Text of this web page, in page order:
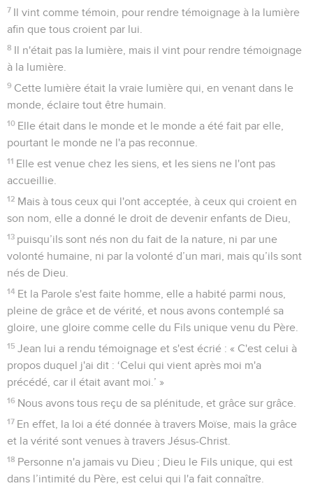
7 Il vint comme témoin, pour rendre témoignage à la lumière
afin que tous croient par lui.
8 Il n'était pas la lumière, mais il vint pour rendre témoignage
à la lumière.
9 Cette lumière était la vraie lumière qui, en venant dans le
monde, éclaire tout être humain.
10 Elle était dans le monde et le monde a été fait par elle,
pourtant le monde ne l'a pas reconnue.
11 Elle est venue chez les siens, et les siens ne l'ont pas
accueillie.
12 Mais à tous ceux qui l'ont acceptée, à ceux qui croient en
son nom, elle a donné le droit de devenir enfants de Dieu,
13 puisqu’ils sont nés non du fait de la nature, ni par une
volonté humaine, ni par la volonté d’un mari, mais qu’ils sont
nés de Dieu.
14 Et la Parole s'est faite homme, elle a habité parmi nous,
pleine de grâce et de vérité, et nous avons contemplé sa
gloire, une gloire comme celle du Fils unique venu du Père.
15 Jean lui a rendu témoignage et s'est écrié : « C'est celui à
propos duquel j'ai dit : ‘Celui qui vient après moi m'a
précédé, car il était avant moi.’ »
16 Nous avons tous reçu de sa plénitude, et grâce sur grâce.
17 En effet, la loi a été donnée à travers Moïse, mais la grâce
et la vérité sont venues à travers Jésus-Christ.
18 Personne n'a jamais vu Dieu ; Dieu le Fils unique, qui est
dans l’intimité du Père, est celui qui l'a fait connaître.